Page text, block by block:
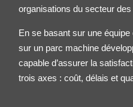
organisations du secteur des
En se basant sur une
sur un parc machine
capable d’assurer la
trois axes : coût, délais et